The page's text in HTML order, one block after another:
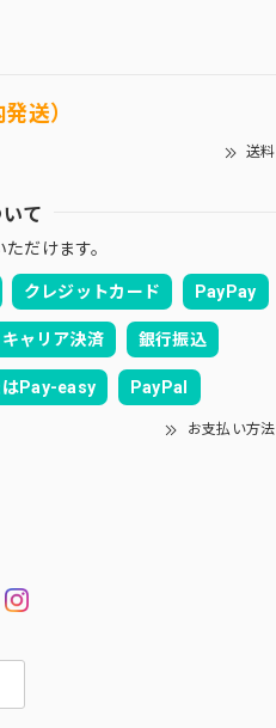
送）
送
て
だけます。
クレジットカード PayPay
キャリア決済 銀行振込
はPay-easy PayPal
お支払い方